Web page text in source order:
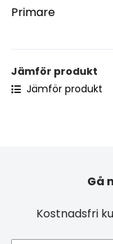
Primare
Jämför produkt
Jämför produkt
Gå
Kostnadsfri